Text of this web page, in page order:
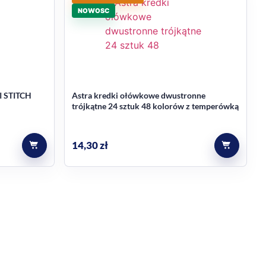
chce zaczynać od pustej kartki.
plastyczne.
NOWOSC
Astra kredki ołówkowe dwustronne
trójkątne 24 sztuk 48 kolorów z temperówką
14,30zł